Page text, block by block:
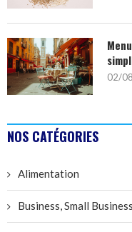
02/
NOS CATÉGORIES
Alimentation
Business, Small Business